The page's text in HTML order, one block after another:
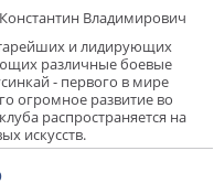
Владимирович
и лидирующих
различные боевые
- первого в мире
огромное развитие во
распространяется на
искусств.